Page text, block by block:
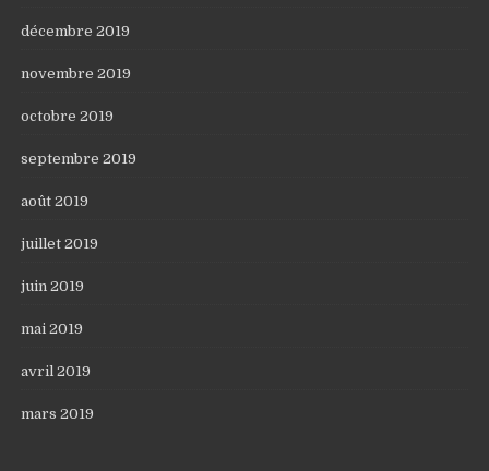
décembre 2019
novembre 2019
octobre 2019
septembre 2019
août 2019
juillet 2019
juin 2019
mai 2019
avril 2019
mars 2019